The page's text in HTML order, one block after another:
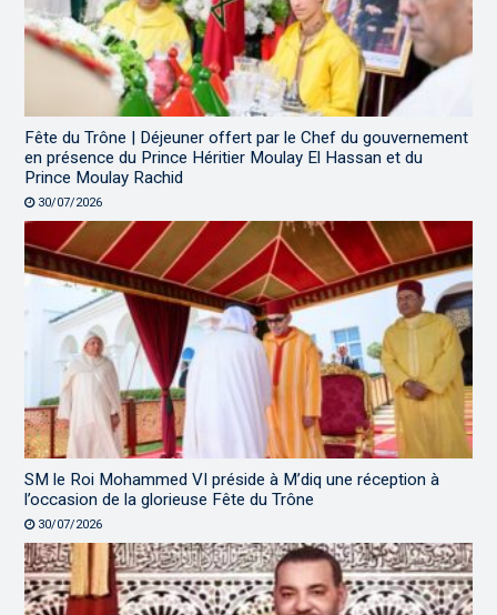
Fête du Trône | Déjeuner offert par le Chef du gouvernement
en présence du Prince Héritier Moulay El Hassan et du
Prince Moulay Rachid
30/07/2026
SM le Roi Mohammed VI préside à M’diq une réception à
l’occasion de la glorieuse Fête du Trône
30/07/2026